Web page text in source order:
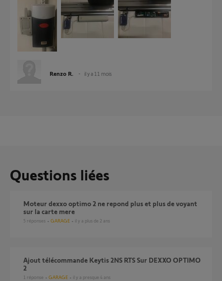
Renzo R. il y a 11 mois
Questions liées
Moteur dexxo optimo 2 ne repond plus et plus de voyant
sur la carte mere
5 réponses GARAGE il y a plus de 2 ans
Ajout télécommande Keytis 2NS RTS Sur DEXXO OPTIMO
2
1 réponse GARAGE il y a presque 4 ans